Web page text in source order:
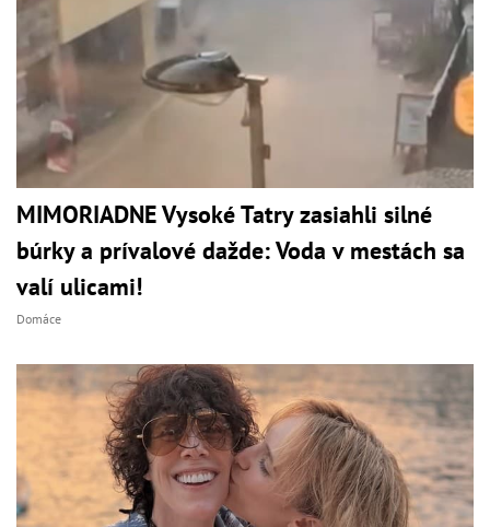
MIMORIADNE Vysoké Tatry zasiahli silné
búrky a prívalové dažde: Voda v mestách sa
valí ulicami!
Domáce